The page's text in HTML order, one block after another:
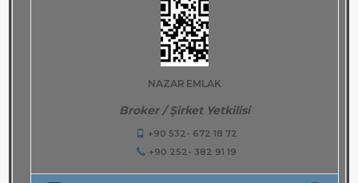
NAZAR EMLAK
Broker / Şirket Yetkilisi
+90 532- 672 18 72
+90 252- 382 91 19